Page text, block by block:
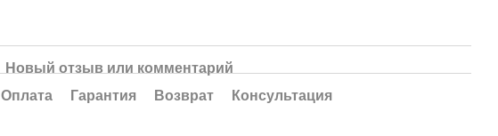
Новый отзыв или комментарий
Оплата Гарантия Возврат Консультация